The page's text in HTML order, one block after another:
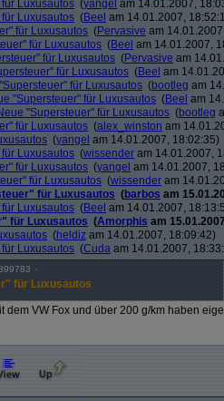
Luxusautos (yangel am 14.01.2007,
Luxusautos (Beel am 14.01.2007,
für Luxusautos (Pervasive am
für Luxusautos (Beel am 14.01.2007,
für Luxusautos (Pervasive am
für Luxusautos (Beel am
für Luxusautos (bootleg am
"Supersteuer" für Luxusautos (Beel am
"Supersteuer" für Luxusautos (bootleg
für Luxusautos (alex_winston am
(yangel am 14.01.2007, 18:02:35)
Luxusautos (wissender am 14.01.2007,
für Luxusautos (yangel am 14.01.2007,
für Luxusautos (wissender am
für Luxusautos (barbos am
Luxusautos (Beel am 14.01.2007,
für Luxusautos (Amorphis am
(heldiz am 14.01.2007, 18:09:42)
Luxusautos (Cuda am 14.01.2007,
für Luxusautos
dem VW Fox und über 200 g/km haben